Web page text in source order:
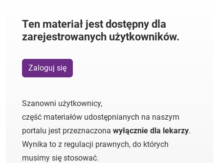
Ten materiał jest dostępny dla
zarejestrowanych użytkowników.
Zaloguj się
Szanowni użytkownicy,
część materiałów udostępnianych na naszym
portalu jest przeznaczona wyłącznie dla lekarzy.
Wynika to z regulacji prawnych, do których
musimy się stosować.